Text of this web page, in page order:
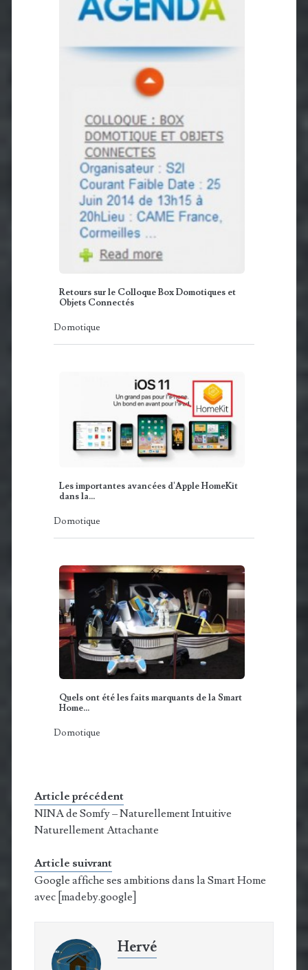
Retours sur le Colloque Box Domotiques et
Objets Connectés
Domotique
Les importantes avancées d'Apple HomeKit
dans la…
Domotique
Quels ont été les faits marquants de la Smart
Home…
Domotique
Article précédent
NINA de Somfy – Naturellement Intuitive
Naturellement Attachante
Article suivrant
Google affiche ses ambitions dans la Smart Home
avec [madeby.google]
Hervé